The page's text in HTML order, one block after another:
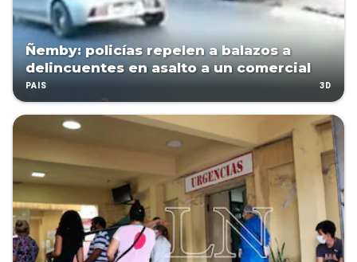
Ñemby: policías repelen a balazos a
delincuentes en asalto a un comercial
PAÍS 3D